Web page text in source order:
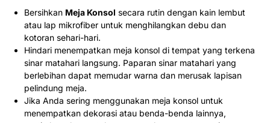
Bersihkan Meja Konsol secara rutin dengan kain lembut
atau lap mikrofiber untuk menghilangkan debu dan
kotoran sehari-hari.
Hindari menempatkan meja konsol di tempat yang terkena
sinar matahari langsung. Paparan sinar matahari yang
berlebihan dapat memudar warna dan merusak lapisan
pelindung meja.
Jika Anda sering menggunakan meja konsol untuk
menempatkan dekorasi atau benda-benda lainnya,